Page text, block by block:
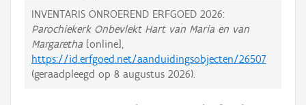
INVENTARIS ONROEREND ERFGOED 2026:
Parochiekerk Onbevlekt Hart van Maria en van
Margaretha [online],
https://id.erfgoed.net/aanduidingsobjecten/26507
(geraadpleegd op 8 augustus 2026).